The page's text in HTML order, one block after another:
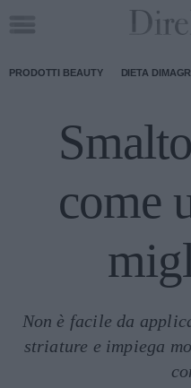
PRODOTTI BEAUTY DIETA
come
Non è facile da
striature e impiega